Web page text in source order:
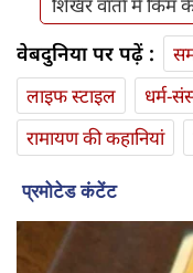
शिखर वार्ता में किम
वेबदुनिया पर पढ़ें :
लाइफ स्‍टाइल
धर्म-
रामायण की कहानियां